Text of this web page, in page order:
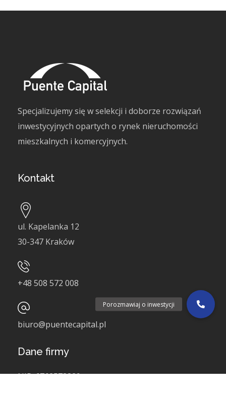
Specjalizujemy się w selekcji i doborze rozwiązań
inwestycyjnych opartych o rynek nieruchomości
mieszkalnych i komercyjnych.
Kontakt
ul. Kapelanka 12
30-347 Kraków
+48 508 572 008
biuro@puentecapital.pl
Dane firmy
NIP:6762578829
Porozmawiaj o inwestycji